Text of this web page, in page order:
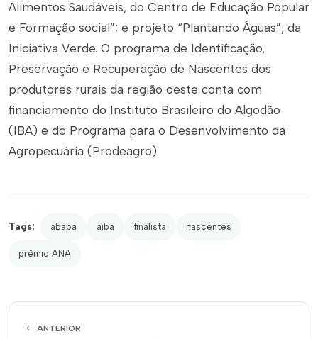
Alimentos Saudáveis, do Centro de Educação Popular
e Formação social”; e projeto “Plantando Águas”, da
Iniciativa Verde. O programa de Identificação,
Preservação e Recuperação de Nascentes dos
produtores rurais da região oeste conta com
financiamento do Instituto Brasileiro do Algodão
(IBA) e do Programa para o Desenvolvimento da
Agropecuária (Prodeagro).
Tags: abapa aiba finalista nascentes
prêmio ANA
ANTERIOR